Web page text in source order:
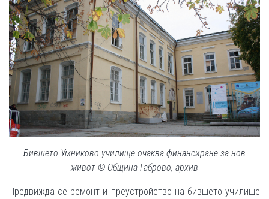
Бившето Умниково училище очаква финансиране за нов
живот © Община Габрово, архив
Предвижда се ремонт и преустройство на бившето училище